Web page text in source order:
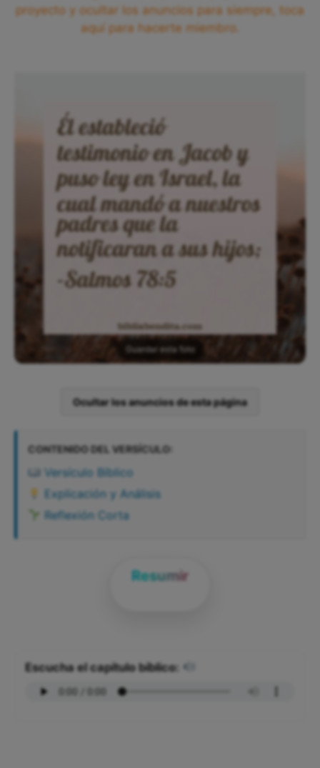
proyecto y ocultar los anuncios para siempre, toca
aquí para hacerte miembro.
Guardar esta foto
Ocultar los anuncios de esta página
CONTENIDO DEL VERSÍCULO:
Versículo Bíblico
Explicación y Análisis
Reflexión Corta
Resumir
Escucha el capítulo bíblico: